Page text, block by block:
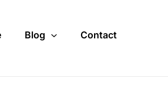
Blog Contact